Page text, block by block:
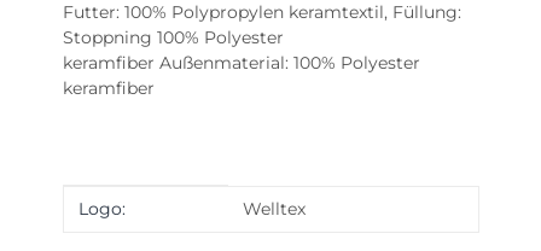
Futter: 100% Polypropylen keramtextil, Füllung:
Stoppning 100% Polyester
keramfiber Außenmaterial: 100% Polyester
keramfiber
Produkteigenschaft
Wert
Logo: Welltex